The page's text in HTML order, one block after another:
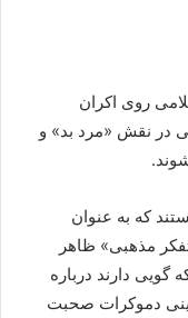
روی اکران
در نقش «مرد بد» و
که به عنوان
مذهبی» ظاهر
دارند درباره
دموکرات صحبت